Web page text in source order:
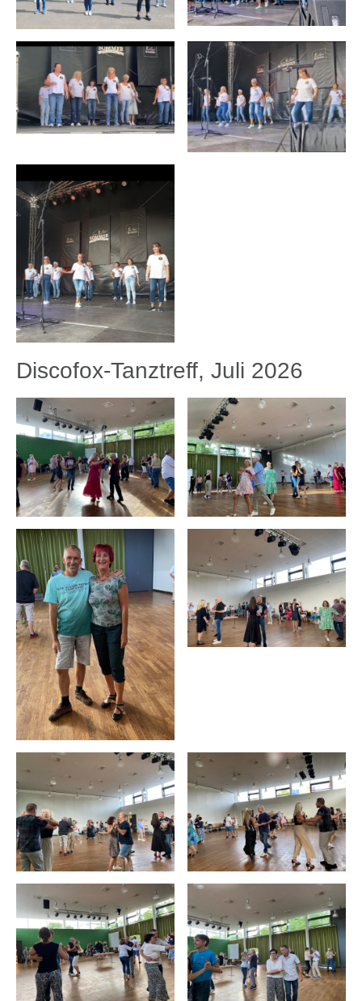
Discofox-Tanztreff, Juli 2026